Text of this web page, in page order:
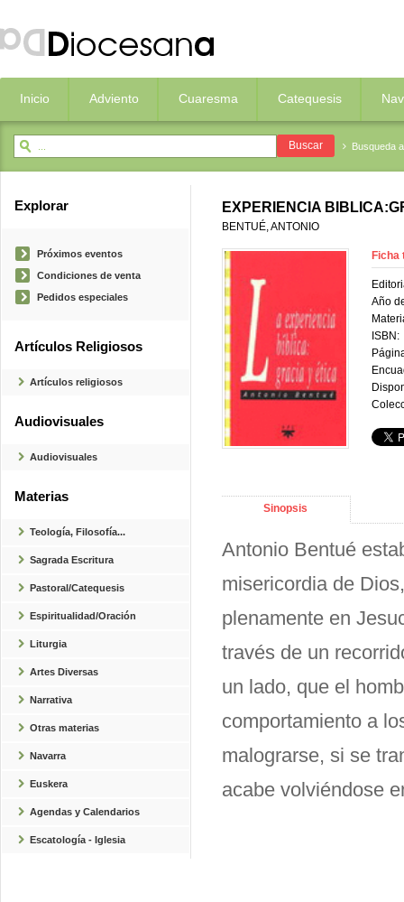
Inicio Adviento Cuaresma Catequesis
Busqueda
Explorar
Próximos eventos
Condiciones de venta
Pedidos especiales
Artículos Religiosos
Artículos religiosos
Audiovisuales
Audiovisuales
Materias
Teología, Filosofía...
Sagrada Escritura
Pastoral/Catequesis
Espiritualidad/Oración
Liturgia
Artes Diversas
Narrativa
Otras materias
Navarra
Euskera
Agendas y Calendarios
Escatología - Iglesia
EXPERIENCIA
BENTUÉ, ANTONIO
Ficha
Año
ISBN:
Sinopsis
Antonio Bentué
misericordia de
plenamente en
través de un
un lado, que el
comportamiento a
malograrse, si se
acabe volviéndose